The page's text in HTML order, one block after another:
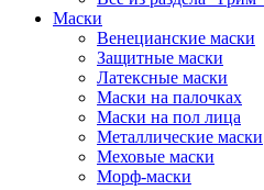
Маски
Венецианские маски
Защитные маски
Латексные маски
Маски на палочках
Маски на пол лица
Металлические маски
Меховые маски
Морф-маски